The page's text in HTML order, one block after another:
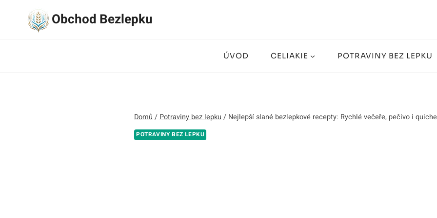
Obchod Bezlepku
ÚVOD CELIAKIE POTRAVINY BEZ LEPKU
Domů / Potraviny bez lepku / Nejlepší slané bezlepkové recepty: Rychlé večeře, pečivo i quiche
POTRAVINY BEZ LEPKU